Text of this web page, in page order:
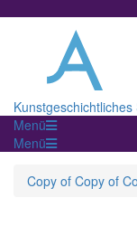
Menü
Menü
Copy of Copy of